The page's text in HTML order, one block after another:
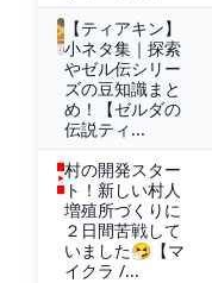
【ティアキン】
小ネタ集｜探索
やゼル伝シリー
ズの豆知識まと
め！【ゼルダの
伝説ティ...
村の開発スター
ト！新しい村人
増殖所づくりに
２日間苦戦して
いました🤧【マ
イクラ /...